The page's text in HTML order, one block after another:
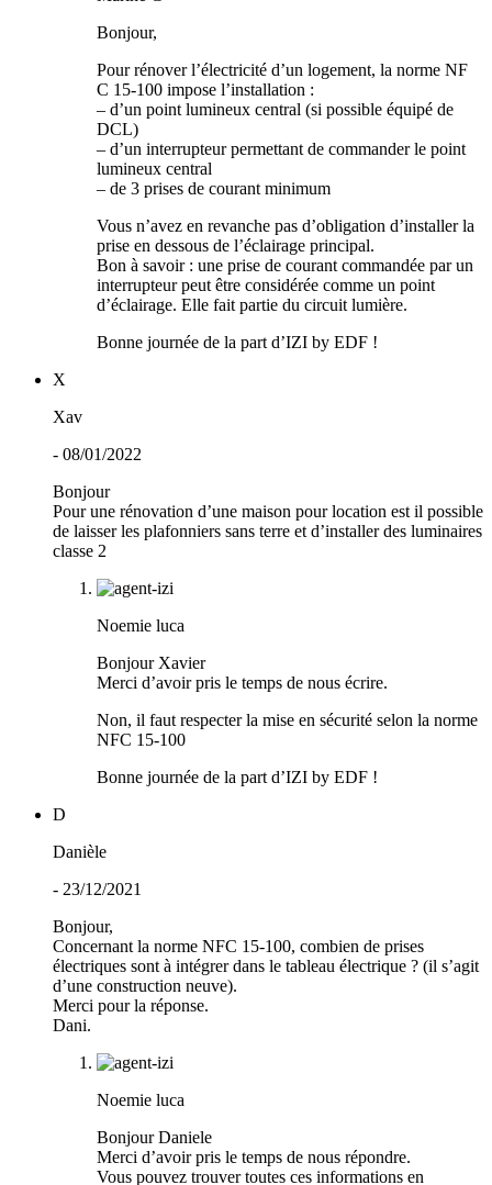
Bonjour,
Pour rénover l’électricité d’un logement, la norme NF
C 15-100 impose l’installation :
– d’un point lumineux central (si possible équipé de
DCL)
– d’un interrupteur permettant de commander le point
lumineux central
– de 3 prises de courant minimum
Vous n’avez en revanche pas d’obligation d’installer la
prise en dessous de l’éclairage principal.
Bon à savoir : une prise de courant commandée par un
interrupteur peut être considérée comme un point
d’éclairage. Elle fait partie du circuit lumière.
Bonne journée de la part d’IZI by EDF !
X
Xav
- 08/01/2022
Bonjour
Pour une rénovation d’une maison pour location est il possible
de laisser les plafonniers sans terre et d’installer des luminaires
classe 2
Noemie luca
Bonjour Xavier
Merci d’avoir pris le temps de nous écrire.
Non, il faut respecter la mise en sécurité selon la norme
NFC 15-100
Bonne journée de la part d’IZI by EDF !
D
Danièle
- 23/12/2021
Bonjour,
Concernant la norme NFC 15-100, combien de prises
électriques sont à intégrer dans le tableau électrique ? (il s’agit
d’une construction neuve).
Merci pour la réponse.
Dani.
Noemie luca
Bonjour Daniele
Merci d’avoir pris le temps de nous répondre.
Vous pouvez trouver toutes ces informations en